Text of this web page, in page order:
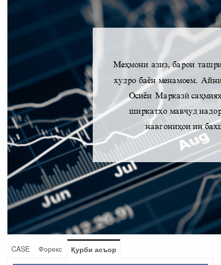
CASE Форекс Қурби асъор